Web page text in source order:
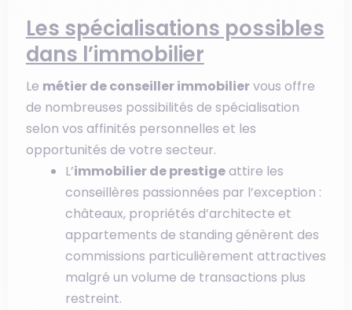
Les spécialisations possibles
dans l’immobilier
Le métier de conseiller immobiliervous offre
de nombreuses possibilités de spécialisation
selon vos affinités personnelles et les
opportunités de votre secteur.
L’immobilier de prestigeattire les
conseillères passionnées par l’exception :
châteaux, propriétés d’architecte et
appartements de standing génèrent des
commissions particulièrement attractives
malgré un volume de transactions plus
restreint.